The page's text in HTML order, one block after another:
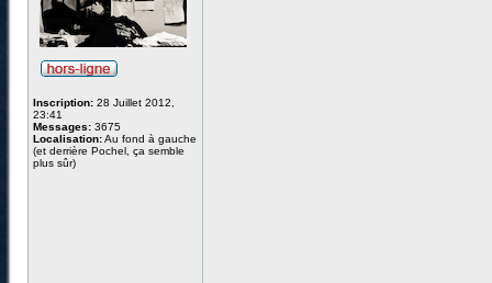
Inscription: 28 Juillet 2012,
23:41
Messages: 3675
Localisation:Au fond à gauche
(et derrière Pochel, ça semble
plus sûr)